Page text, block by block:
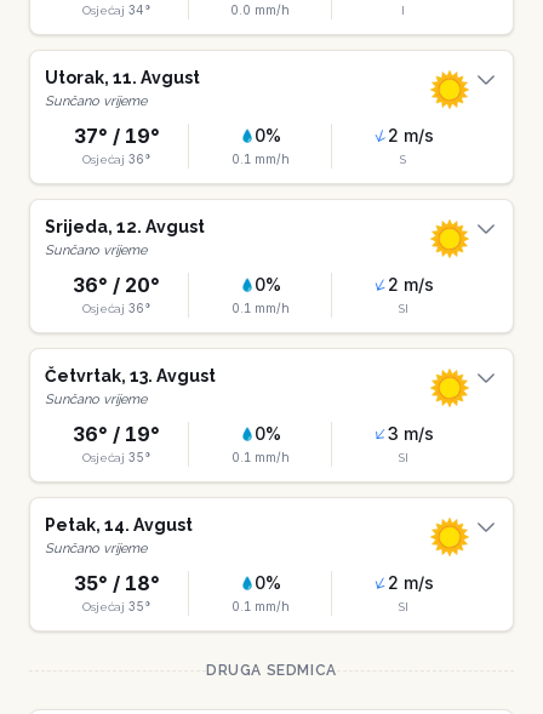
Osjećaj 34° 0.0 mm/h I
Utorak, 11. Avgust
Sunčano vrijeme
37° / 19°
Osjećaj 36°
0%
0.1 mm/h
2 m/s
S
Srijeda, 12. Avgust
Sunčano vrijeme
36° / 20°
Osjećaj 36°
0%
0.1 mm/h
2 m/s
SI
Četvrtak, 13. Avgust
Sunčano vrijeme
36° / 19°
Osjećaj 35°
0%
0.1 mm/h
3 m/s
SI
Petak, 14. Avgust
Sunčano vrijeme
35° / 18°
Osjećaj 35°
0%
0.1 mm/h
2 m/s
SI
DRUGA SEDMICA